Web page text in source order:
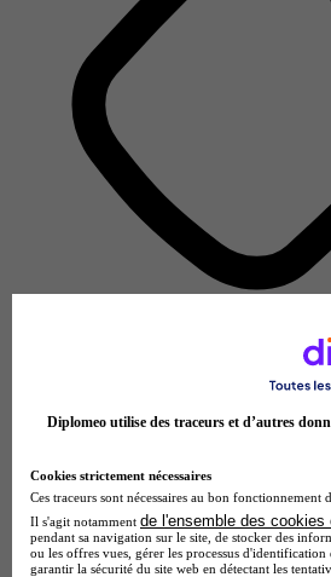
Diplomeo utilise des traceurs et d’autres
Cookies strictement nécessaires
Ces traceurs sont nécessaires au bon fonctionnement
Il s'agit notamment de l'ensemble des cookies
pendant sa navigation sur le site, de stocker des
ou les offres vues, gérer les processus
garantir la sécurité du site web en détectant les